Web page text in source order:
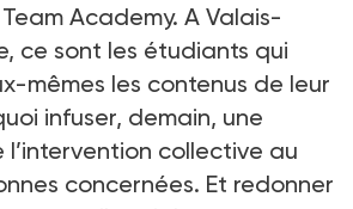
Academy. A Valais-
ce sont les étudiants qui
mêmes les contenus de leur
infuser, demain, une
collective au
concernées. Et redonner